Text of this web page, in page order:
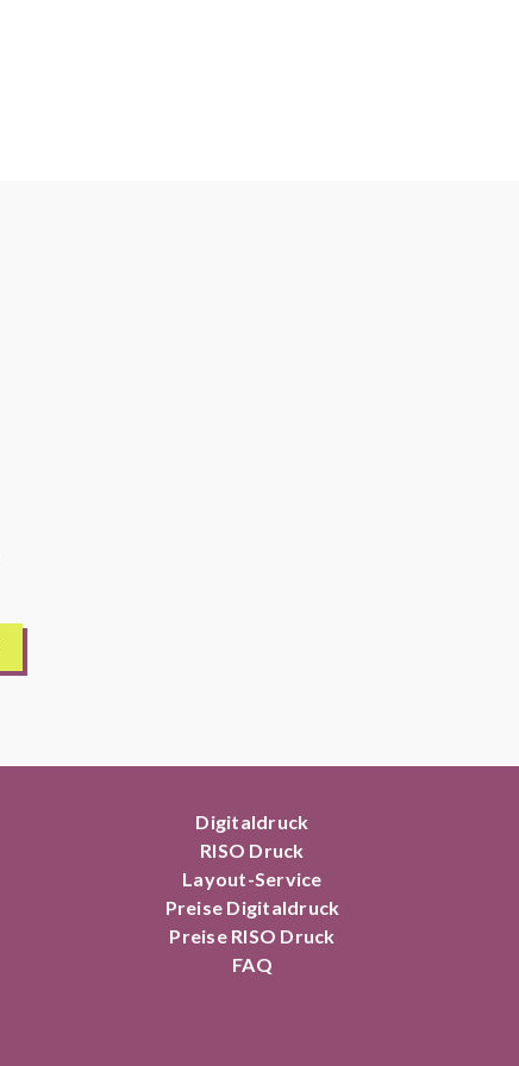
Digitaldruck
RISO Druck
Layout-Service
Preise Digitaldruck
Preise RISO Druck
FAQ